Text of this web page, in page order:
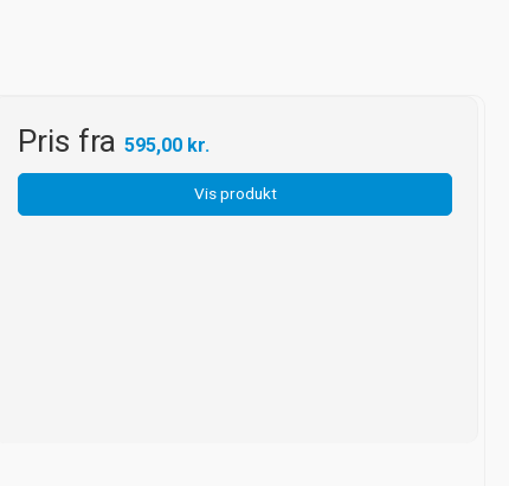
Pris fra595,00 kr.
Vis produkt